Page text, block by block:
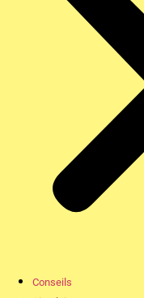
Conseils